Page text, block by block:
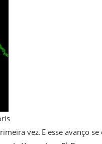
vez. E esse avanço